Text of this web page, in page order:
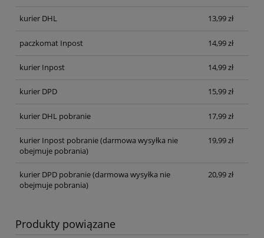
kurier DHL 13,99 zł
paczkomat Inpost 14,99 zł
kurier Inpost 14,99 zł
kurier DPD 15,99 zł
kurier DHL pobranie 17,99 zł
kurier Inpost pobranie(darmowa wysyłka nie
obejmuje pobrania)
19,99 zł
kurier DPD pobranie(darmowa wysyłka nie
obejmuje pobrania)
20,99 zł
Produkty powiązane